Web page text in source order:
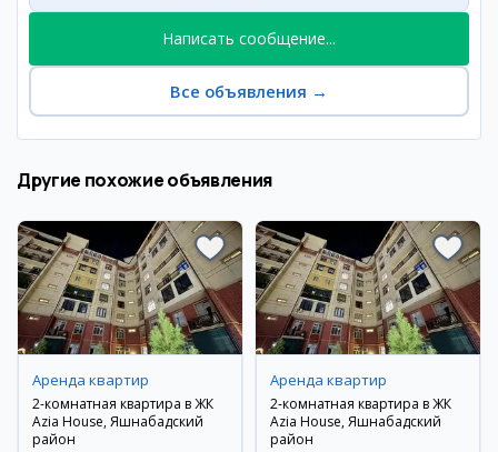
Написать сообщение...
Все объявления →
Другие похожие объявления
Аренда квартир
2-комнатная квартира в ЖК
Azia House, Яшнабадский
район
Аренда квартир
2-комнатная квартира в ЖК
Azia House, Яшнабадский
район